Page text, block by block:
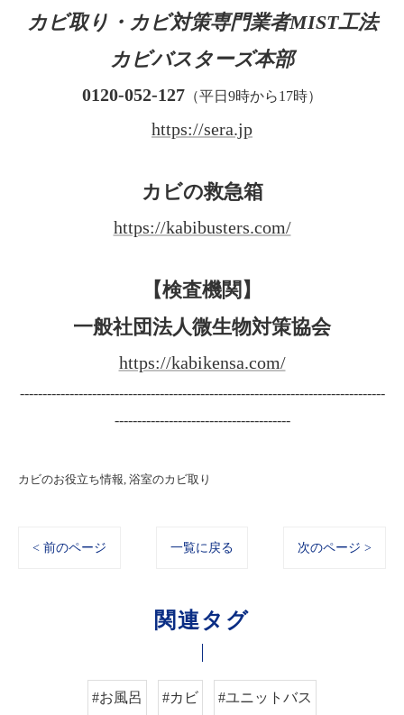
カビ取り・カビ対策専門業者MIST工法
カビバスターズ本部
0120-052-127 （平日9時から17時）
https://sera.jp
カビの救急箱
https://kabibusters.com/
【検査機関】
一般社団法人微生物対策協会
https://kabikensa.com/
---------------------------------------------------------------------------------
---------------------------------------
カビのお役立ち情報 浴室のカビ取り
< 前のページ 一覧に戻る 次のページ >
関連タグ
#お風呂 #カビ #ユニットバス